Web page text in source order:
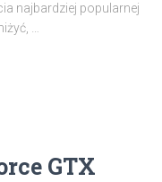
najbardziej popularnej
…
GTX